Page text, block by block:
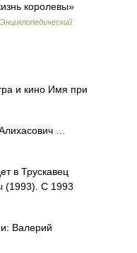
королевы»
и кино Имя при
…
в Трускавец
(1993). С 1993
Валерий